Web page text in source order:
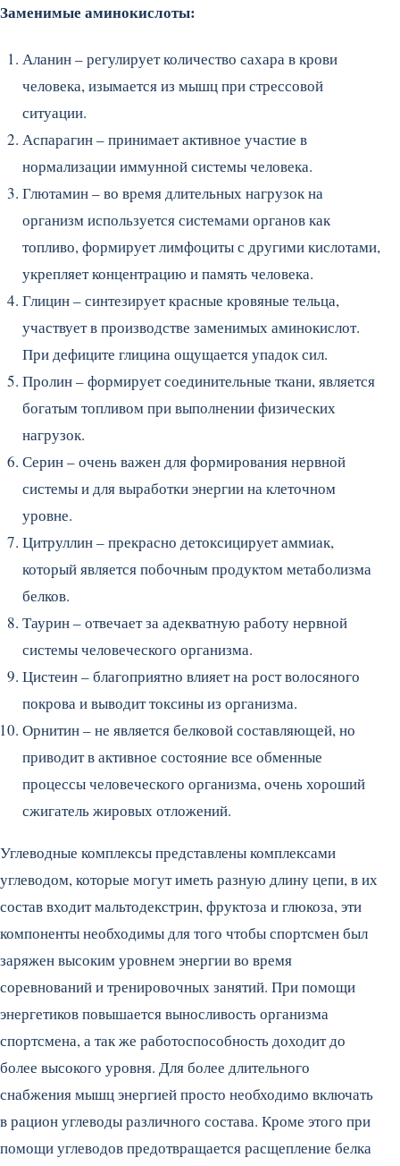
Заменимые аминокислоты:
Аланин – регулирует количество сахара в крови
человека, изымается из мышц при стрессовой
ситуации.
Аспарагин – принимает активное участие в
нормализации иммунной системы человека.
Глютамин – во время длительных нагрузок на
организм используется системами органов как
топливо, формирует лимфоциты с другими кислотами,
укрепляет концентрацию и память человека.
Глицин – синтезирует красные кровяные тельца,
участвует в производстве заменимых аминокислот.
При дефиците глицина ощущается упадок сил.
Пролин – формирует соединительные ткани, является
богатым топливом при выполнении физических
нагрузок.
Серин – очень важен для формирования нервной
системы и для выработки энергии на клеточном
уровне.
Цитруллин – прекрасно детоксицирует аммиак,
который является побочным продуктом метаболизма
белков.
Таурин – отвечает за адекватную работу нервной
системы человеческого организма.
Цистеин – благоприятно влияет на рост волосяного
покрова и выводит токсины из организма.
Орнитин – не является белковой составляющей, но
приводит в активное состояние все обменные
процессы человеческого организма, очень хороший
сжигатель жировых отложений.
Углеводные комплексы представлены комплексами
углеводом, которые могут иметь разную длину цепи, в их
состав входит мальтодекстрин, фруктоза и глюкоза, эти
компоненты необходимы для того чтобы спортсмен был
заряжен высоким уровнем энергии во время
соревнований и тренировочных занятий. При помощи
энергетиков повышается выносливость организма
спортсмена, а так же работоспособность доходит до
более высокого уровня. Для более длительного
снабжения мышц энергией просто необходимо включать
в рацион углеводы различного состава. Кроме этого при
помощи углеводов предотвращается расщепление белка